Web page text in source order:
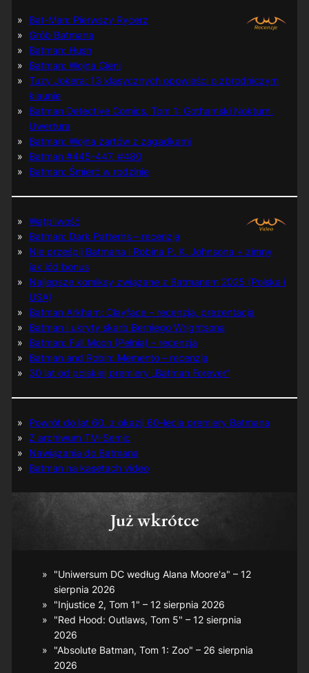
Bat-Man: Pierwszy Rycerz
Grób Batmana
Batman: Hush
Batman: Wojna Cieni
Tuzy Jokera: 13 klasycznych opowieści o zbrodniczym
klaunie
Batman Detective Comics, Tom 1: Gothamski Nokturn:
Uwertura
Batman: Wojna żartów z zagadkami
Batman #445-447, #480
Batman: Śmierć w rodzinie
Wątpliwość
Batman: Dark Patterns – recenzja
Nie prześpij Batmana i Robina P. K. Johnsona + zimny
jak lód bonus
Najlepsze komiksy związane z Batmanem 2025 (Polska i
USA)
Batman Arkham: Clayface – recenzja, prezentacja
Batman i ukryty skarb Berniego Wrightsona
Batman: Full Moon (Pełnia) – recenzja
Batman and Robin: Memento – recenzja
30 lat od polskiej premiery „Batman Forever”
Powrót do lat 60. z okazji 60-lecia premiery Batmana
Z archiwum TM-Semic
Nawiązania do Batmana
Batman na kasetach video
Już wkrótce
"Uniwersum DC według Alana Moore'a" – 12
sierpnia 2026
"Injustice 2, Tom 1" – 12 sierpnia 2026
"Red Hood: Outlaws, Tom 5" – 12 sierpnia
2026
"Absolute Batman, Tom 1: Zoo" – 26 sierpnia
2026